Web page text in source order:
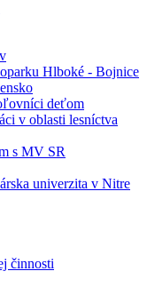
Hlboké - Bojnice
deťom
v oblasti lesníctva
s MV SR
univerzita v Nitre
činnosti